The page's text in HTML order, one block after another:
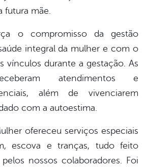
futura mãe.
o compromisso da gestão
integral da mulher e com o
vínculos durante a gestação. As
atendimentos e
além de vivenciarem
com a autoestima.
ofereceu serviços especiais
escova e tranças, tudo feito
nossos colaboradores. Foi